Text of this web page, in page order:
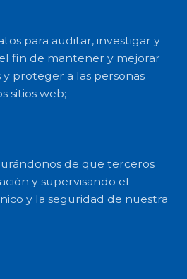
para auditar, investigar y
fin de mantener y mejorar
proteger a las personas
sitios web;
de que terceros
y supervisando el
y la seguridad de nuestra